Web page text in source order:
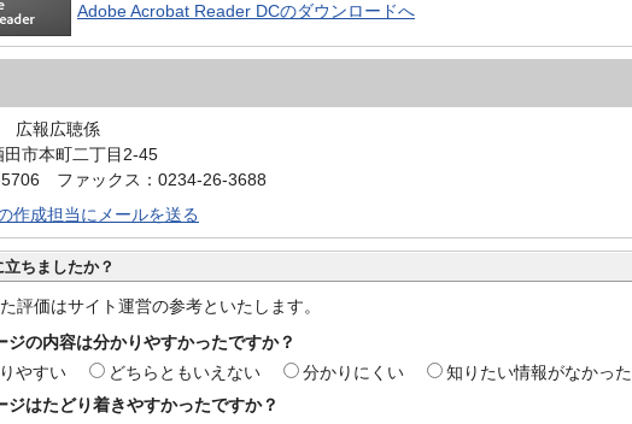
Adobe Acrobat Reader DCのダウンロードへ
広報広聴係
市本町二丁目2-45
ファックス：0234-26-3688
作成担当にメールを送る
ちましたか？
評価はサイト運営の参考といたします。
ジの内容は分かりやすかったですか？
やすい どちらともいえない 分かりにくい
知りたい情報がなかった
ジはたどり着きやすかったですか？